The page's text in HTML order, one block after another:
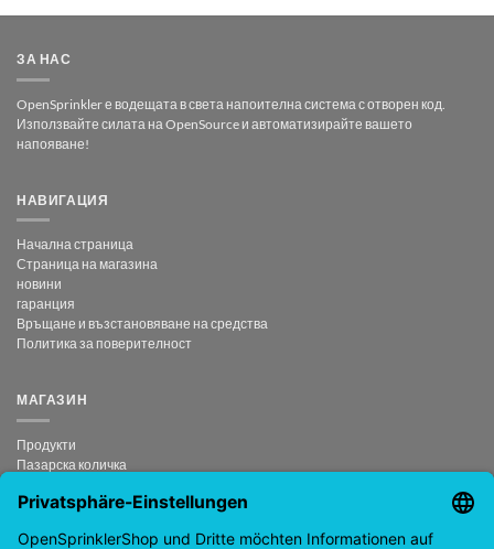
ЗА НАС
OpenSprinkler е водещата в света напоителна система с отворен код.
Използвайте силата на OpenSource и автоматизирайте вашето
напояване!
НАВИГАЦИЯ
Начална страница
Страница на магазина
новини
гаранция
Връщане и възстановяване на средства
Политика за поверителност
МАГАЗИН
Продукти
Пазарска количка
Моят акаунт